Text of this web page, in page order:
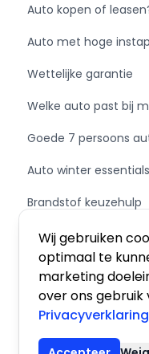
Wij gebruiken
optimaal te
marketing
over ons gebruik
Auto kopen of
Auto met hoge instap
Wettelijke garantie
Welke auto past bij
Goede 7 persoons
Auto winter essentials
Brandstof keuzehulp
Schakel of